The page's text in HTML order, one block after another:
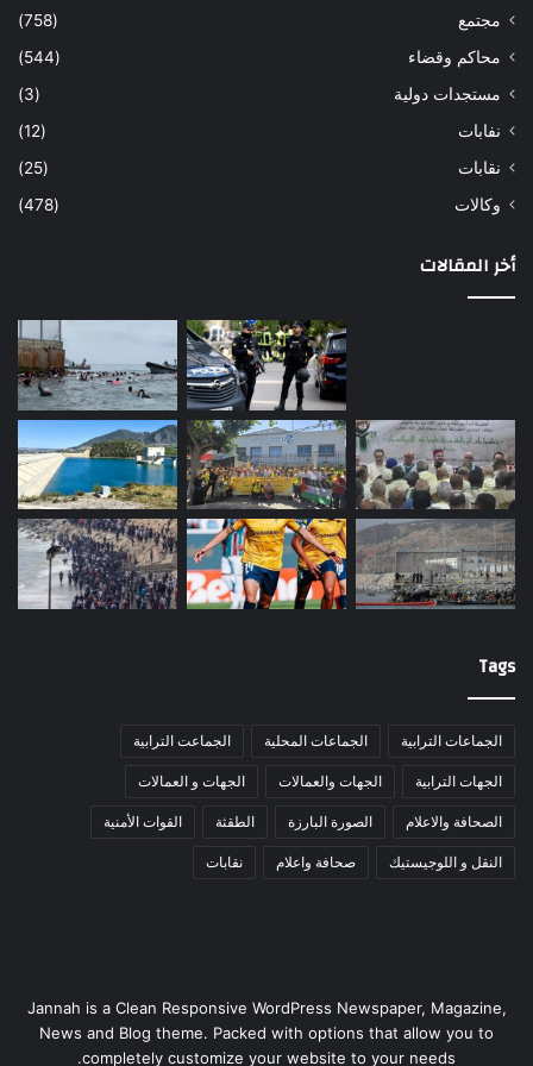
مجتمع
(758)
محاكم وقضاء
(544)
مستجدات دولية
(3)
نفابات
(12)
نقابات
(25)
وكالات
(478)
أخر المقالات
Tags
الجماعات الترابية الجماعات المحلية الجماعت الترابية
الجهات الترابية الجهات والعمالات الجهات و العمالات
الصحافة والاعلام الصورة البارزة الطقثة القوات الأمنية
النقل و اللوجيستيك صحافة واعلام نقابات
Jannah is a Clean Responsive WordPress Newspaper, Magazine,
News and Blog theme. Packed with options that allow you to
completely customize your website to your needs.